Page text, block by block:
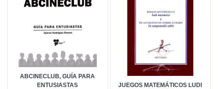
ABCINECLUB, GUÍA PARA
ENTUSIASTAS
JUEGOS MATEMÁTICOS LUDI